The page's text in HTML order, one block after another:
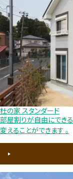
杜の家 スタンダード
部屋割りが自由にでき
変えることができます 。